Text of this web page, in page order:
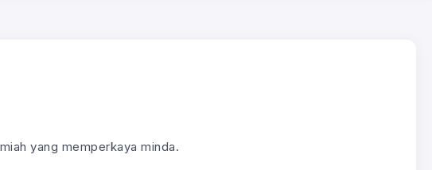
yang memperkaya minda.